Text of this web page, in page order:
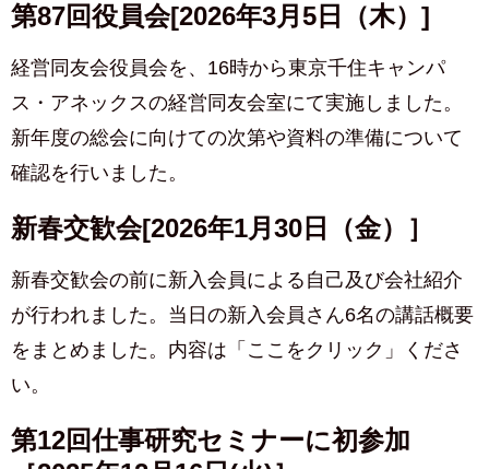
第87回役員会[2026年3月5日（木）]
経営同友会役員会を、16時から東京千住キャンパ
ス・アネックスの経営同友会室にて実施しました。
新年度の総会に向けての次第や資料の準備について
確認を行いました。
新春交歓会[2026年1月30日（金）］
新春交歓会の前に新入会員による自己及び会社紹介
が行われました。当日の新入会員さん6名の講話概要
をまとめました。内容は「ここをクリック」くださ
い。
第12回仕事研究セミナーに初参加